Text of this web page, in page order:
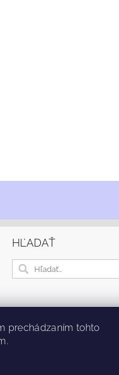
HĽADAŤ
prechádzaním tohto